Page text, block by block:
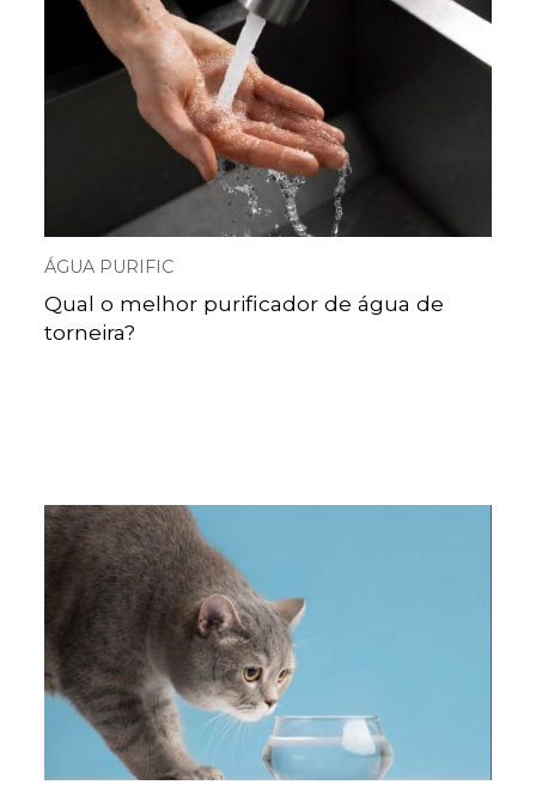
ÁGUA PURIFIC
Qual o melhor purificador de água de
torneira?